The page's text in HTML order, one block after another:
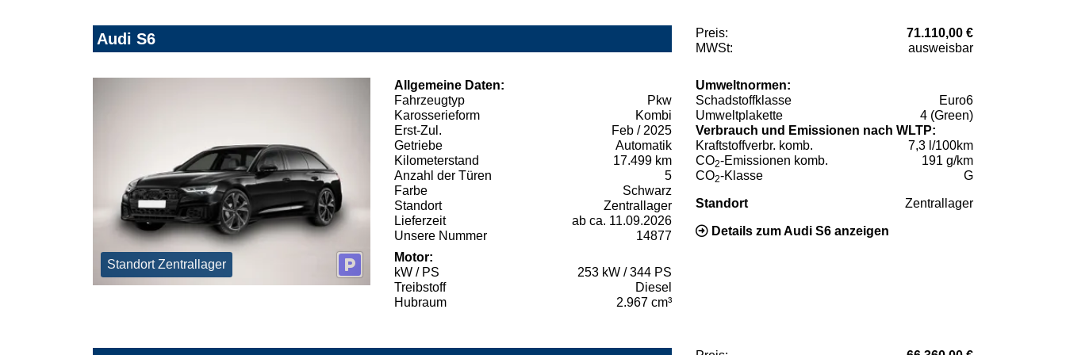
Audi S6 Preis:
71.110,00 €
MWSt:
ausweisbar
Standort Zentrallager
Allgemeine Daten:
Fahrzeugtyp
Pkw
Karosserieform
Kombi
Erst-Zul.
Feb / 2025
Getriebe
Automatik
Kilometerstand
17.499 km
Anzahl der Türen
5
Farbe
Schwarz
Standort
Zentrallager
Lieferzeit
ab ca. 11.09.2026
Unsere Nummer
14877
Motor:
kW / PS
253 kW / 344 PS
Treibstoff
Diesel
Hubraum
2.967 cm³
Umweltnormen:
Schadstoffklasse
Euro6
Umweltplakette
4 (Green)
Verbrauch und Emissionen nach WLTP:
Kraftstoffverbr. komb.
7,3 l/100km
CO2-Emissionen komb.
191 g/km
CO2-Klasse G
Standort Zentrallager
Details zum Audi S6 anzeigen